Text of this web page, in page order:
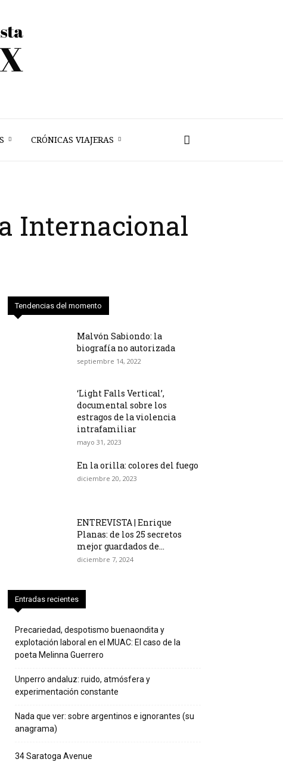
CRÓNICAS VIAJERAS
Internacional
Tendencias del momento
Malvón Sabiondo: la
biografía no autorizada
septiembre 14, 2022
‘Light Falls Vertical’,
documental sobre los
estragos de la violencia
intrafamiliar
mayo 31, 2023
En la orilla: colores del fuego
diciembre 20, 2023
ENTREVISTA | Enrique
Planas: de los 25 secretos
mejor guardados de...
diciembre 7, 2024
Entradas recientes
Precariedad, despotismo buenaondita y
explotación laboral en el MUAC: El caso de la
poeta Melinna Guerrero
Unperro andaluz: ruido, atmósfera y
experimentación constante
Nada que ver: sobre argentinos e ignorantes (su
anagrama)
34 Saratoga Avenue